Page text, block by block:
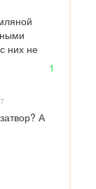
них не
1
А